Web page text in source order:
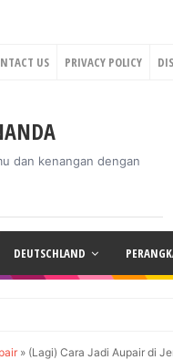
US PRIVACY POLICY
dan kenangan dengan
DEUTSCHLAND
» (Lagi) Cara Jadi Aupair di